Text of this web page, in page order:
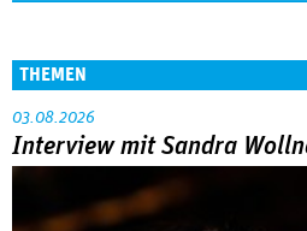
THEMEN
03.08.2026
Interview mit Sandra